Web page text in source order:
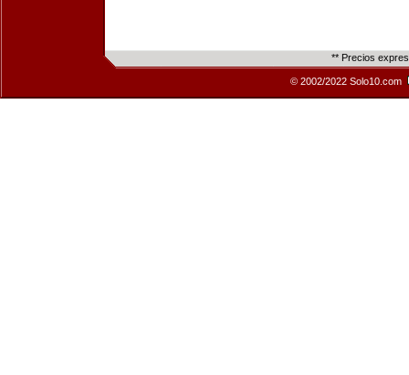
** Precios
© 2002/2022 Solo10.com